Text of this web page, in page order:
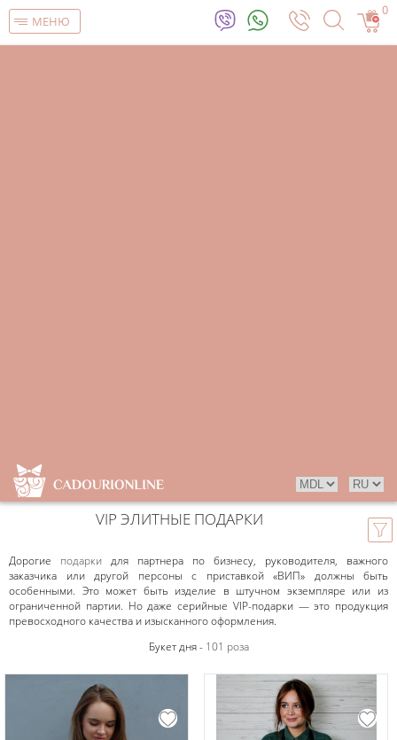
МЕНЮ
0
VIP ЭЛИТНЫЕ ПОДАРКИ
Дорогие подарки для партнера по бизнесу, руководителя, важного
заказчика или другой персоны с приставкой «ВИП» должны быть
особенными. Это может быть изделие в штучном экземпляре или из
ограниченной партии. Но даже серийные VIP-подарки — это продукция
превосходного качества и изысканного оформления.
Букет дня - 101 роза